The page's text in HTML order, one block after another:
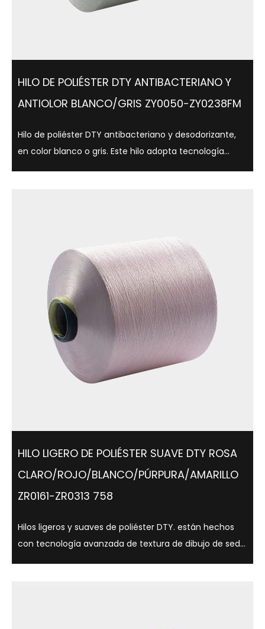
HILO DE POLIÉSTER DTY ANTIBACTERIANO Y
ANTIOLOR BLANCO/GRIS ZY0050-ZY0238FM
Hilo de poliéster DTY antibacteriano y desodorizante,
en color blanco o gris. Este hilo adopta tecnología
HILO LIGERO DE POLIÉSTER SUAVE DTY ROSA
CLARO/ROJO/BLANCO/PÚRPURA/AMARILLO
ZR0161-ZR0313 758
Hilos ligeros y suaves de poliéster DTY. están hechos
con tecnología avanzada de textura de dibujo de seda